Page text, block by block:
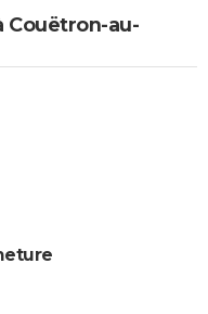
Couëtron-au-